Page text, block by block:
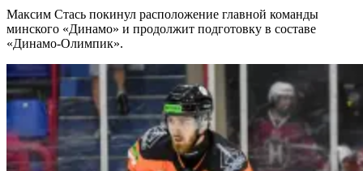
Максим Стась покинул расположение главной команды
минского «Динамо» и продолжит подготовку в составе
«Динамо-Олимпик».